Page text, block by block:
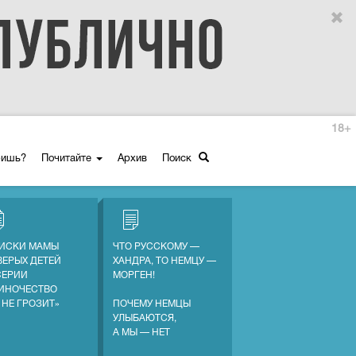
Почитайте Архив Поиск
18+
МАМЫ
ДЕТЕЙ
ГРОЗИТ»
ЧТО РУССКОМУ —
ХАНДРА, ТО НЕМЦУ —
МОРГЕН!
ПОЧЕМУ НЕМЦЫ
УЛЫБАЮТСЯ,
А МЫ — НЕТ